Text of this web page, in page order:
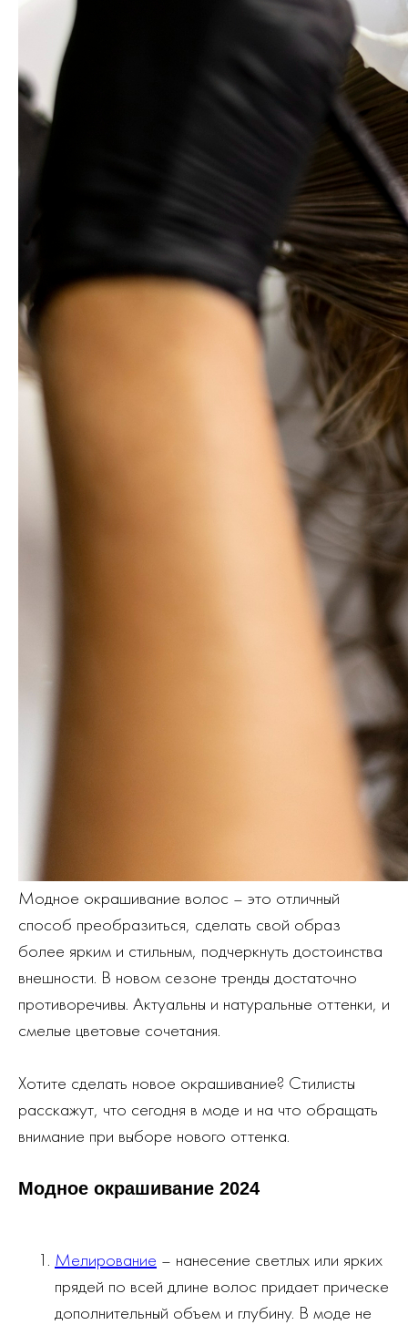
Модное окрашивание волос – это отличный
способ преобразиться, сделать свой образ
более ярким и стильным, подчеркнуть достоинства
внешности. В новом сезоне тренды достаточно
противоречивы. Актуальны и натуральные оттенки, и
смелые цветовые сочетания.
Хотите сделать новое окрашивание? Стилисты
расскажут, что сегодня в моде и на что обращать
внимание при выборе нового оттенка.
Модное окрашивание 2024
Мелирование – нанесение светлых или ярких
прядей по всей длине волос придает прическе
дополнительный объем и глубину. В моде не